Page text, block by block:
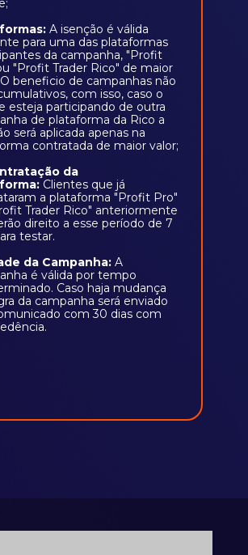
A isenção é válida
para uma das plataformas
da campanha, "Profit
"Profit Trader Rico" de maior
beneficio de campanhas não
com isso, caso o
esteja participando de outra
de plataforma da Rico a
será aplicada apenas na
contratada de maior valor;
da
Clientes que já
a plataforma "Profit Pro"
Trader Rico" anteriormente
direito a esse período de 7
testar.
da Campanha: A
é válida por tempo
Caso haja mudança
da campanha será enviado
com 30 dias com